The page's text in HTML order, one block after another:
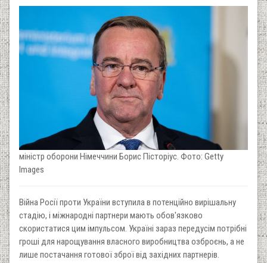
міністр оборони Німеччини Борис Пісторіус. Фото: Getty
Images
Війна Росії проти України вступила в потенційно вирішальну
стадію, і міжнародні партнери мають обов'язково
скористатися цим імпульсом. Україні зараз передусім потрібні
гроші для нарощування власного виробництва озброєнь, а не
лише постачання готової зброї від західних партнерів.